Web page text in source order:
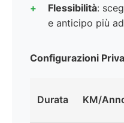
Flessibilità:
e anticipo più
Configurazioni
Durata KM/